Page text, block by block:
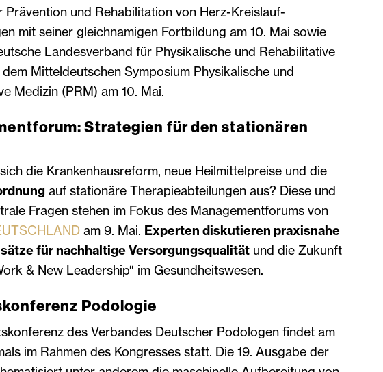
Prävention und Rehabilitation von Herz-Kreislauf-
mit seiner gleichnamigen Fortbildung am 10. Mai sowie
Landesverband für Physikalische und Rehabilitative
Mitteldeutschen Symposium Physikalische und
Medizin (PRM) am 10. Mai.
Strategien für den stationären
die Krankenhausreform, neue Heilmittelpreise und die
auf stationäre Therapieabteilungen aus? Diese und
Fragen stehen im Fokus des Managementforums von
am 9. Mai. Experten diskutieren praxisnahe
für nachhaltige Versorgungsqualitätund die Zukunft
& New Leadership“ im Gesundheitswesen.
Podologie
des Verbandes Deutscher Podologen findet am
im Rahmen des Kongresses statt. Die 19. Ausgabe der